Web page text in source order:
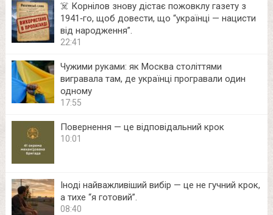
☠️ Корнілов знову дістає пожовклу газету з
1941‑го, щоб довести, що “українці — нацисти
від народження”.
22:41
Чужими руками: як Москва століттями
вигравала там, де українці програвали один
одному
17:55
Повернення — це відповідальний крок
10:01
Іноді найважливіший вибір — це не гучний крок,
а тихе “я готовий”.
08:40